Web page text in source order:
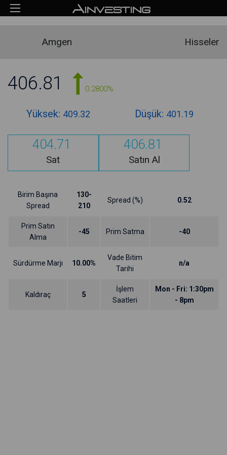
Amgen Hisseler
406.81 0.2800%
Yüksek: 409.32 Düşük: 401.19
404.71
Sat
406.81
Satın Al
Birim Başına
Spread
130-
210
Spread (%) 0.52
Prim Satın
Alma
-45 Prim Satma -40
Sürdürme Marjı 10.00%
Vade Bitim
Tarihi
n/a
Kaldıraç 5
İşlem
Saatleri
Mon - Fri: 1:30pm
- 8pm